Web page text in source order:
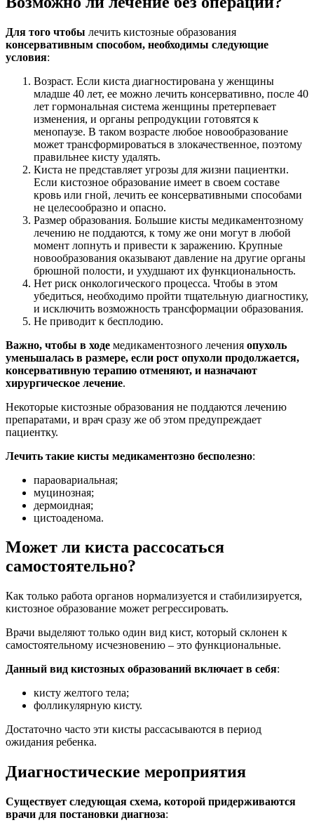
Для того чтобы лечить кистозные образования
консервативным способом, необходимы следующие
условия:
Возраст. Если киста диагностирована у женщины
младше 40 лет, ее можно лечить консервативно, после 40
лет гормональная система женщины претерпевает
изменения, и органы репродукции готовятся к
менопаузе. В таком возрасте любое новообразование
может трансформироваться в злокачественное, поэтому
правильнее кисту удалять.
Киста не представляет угрозы для жизни пациентки.
Если кистозное образование имеет в своем составе
кровь или гной, лечить ее консервативными способами
не целесообразно и опасно.
Размер образования. Большие кисты медикаментозному
лечению не поддаются, к тому же они могут в любой
момент лопнуть и привести к заражению. Крупные
новообразования оказывают давление на другие органы
брюшной полости, и ухудшают их функциональность.
Нет риск онкологического процесса. Чтобы в этом
убедиться, необходимо пройти тщательную диагностику,
и исключить возможность трансформации образования.
Не приводит к бесплодию.
Важно, чтобы в ходе медикаментозного лечения опухоль
уменьшалась в размере, если рост опухоли продолжается,
консервативную терапию отменяют, и назначают
хирургическое лечение.
Некоторые кистозные образования не поддаются лечению
препаратами, и врач сразу же об этом предупреждает
пациентку.
Лечить такие кисты медикаментозно бесполезно:
параовариальная;
муцинозная;
дермоидная;
цистоаденома.
Может ли киста рассосаться
самостоятельно?
Как только работа органов нормализуется и стабилизируется,
кистозное образование может регрессировать.
Врачи выделяют только один вид кист, который склонен к
самостоятельному исчезновению – это функциональные.
Данный вид кистозных образований включает в себя:
кисту желтого тела;
фолликулярную кисту.
Достаточно часто эти кисты рассасываются в период
ожидания ребенка.
Диагностические мероприятия
Существует следующая схема, которой придерживаются
врачи для постановки диагноза: